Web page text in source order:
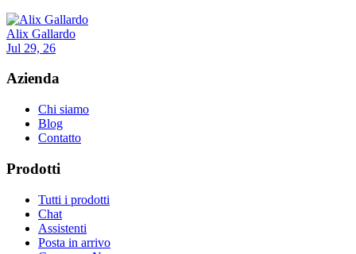
Alix Gallardo
Jul 29, 26
Azienda
Chi siamo
Blog
Contatto
Prodotti
Tutti i prodotti
Chat
Assistenti
Posta in arrivo